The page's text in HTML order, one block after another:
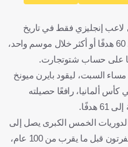
لاعب إنجليزي فقط في تاريخ
الدوريات الأوروبية الخمسة الكبرى يسجل 60 هدفًا أو أكثر خلال موسم واحد،
على حساب شتوتجارت.
مساء السبت، ليقود بايرن ميونخ
بنتيجة 3-0 في نهائي كأس ألمانيا، رافعًا حصيلته
الخمس الكبرى يصل إلى
حاجز 60 هدفًا، عندما حقق ذلك بقميص إيفرتون قبل ما يقرب من 100 عام،